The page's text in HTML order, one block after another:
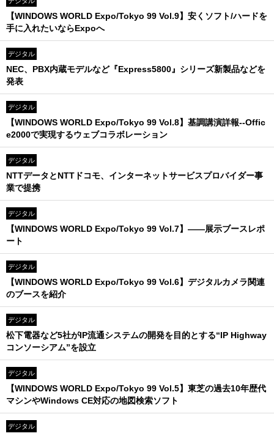
【WINDOWS WORLD Expo/Tokyo 99 Vol.9】安くソフト/ハードを
手に入れたいならExpoへ
デジタル
NEC、PBX内蔵モデルなど『Express5800』シリーズ新製品などを
発表
デジタル
【WINDOWS WORLD Expo/Tokyo 99 Vol.8】基調講演詳報--Offic
e2000で実現するウェブコラボレーション
デジタル
NTTデータとNTTドコモ、インターネットサービスプロバイダー事
業で提携
デジタル
【WINDOWS WORLD Expo/Tokyo 99 Vol.7】――展示ブースレポ
ート
デジタル
【WINDOWS WORLD Expo/Tokyo 99 Vol.6】デジタルカメラ関連
のブースを紹介
デジタル
松下電器など5社がIP流通システムの開発を目的とする“IP Highway
コンソーシアム”を設立
デジタル
【WINDOWS WORLD Expo/Tokyo 99 Vol.5】東芝の過去10年歴代
マシンやWindows CE対応の地図検索ソフト
デジタル